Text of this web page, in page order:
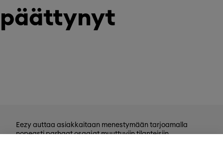
päättynyt
Eezy auttaa asiakkaitaan menestymään tarjoamalla
nopeasti parhaat osaajat muuttuviin tilanteisiin